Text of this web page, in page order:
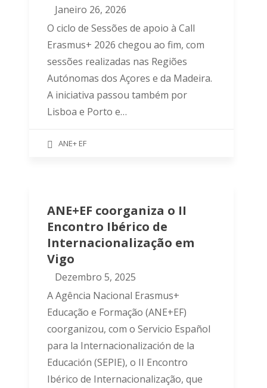
Janeiro 26, 2026
O ciclo de Sessões de apoio à Call
Erasmus+ 2026 chegou ao fim, com
sessões realizadas nas Regiões
Autónomas dos Açores e da Madeira.
A iniciativa passou também por
Lisboa e Porto e…
ANE+ EF
ANE+EF coorganiza o II
Encontro Ibérico de
Internacionalização em
Vigo
Dezembro 5, 2025
A Agência Nacional Erasmus+
Educação e Formação (ANE+EF)
coorganizou, com o Servicio Español
para la Internacionalización de la
Educación (SEPIE), o II Encontro
Ibérico de Internacionalização, que